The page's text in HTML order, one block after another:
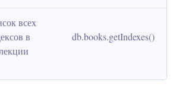
всех
в
db.books.getIndexes()